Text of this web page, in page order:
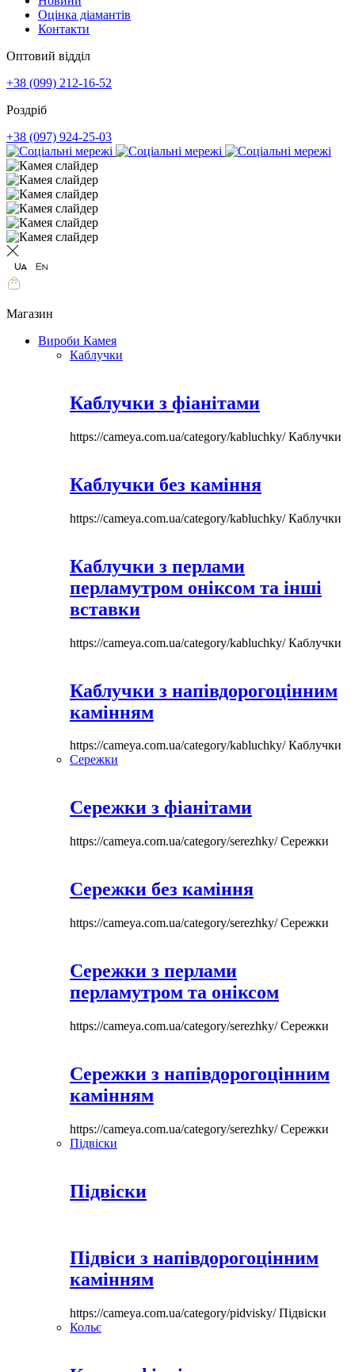
Оцінка діамантів
Контакти
Оптовий відділ
+38 (099) 212-16-52
Роздріб
+38 (097) 924-25-03
Магазин
Вироби Камея
Каблучки
Каблучки з фіанітами
https://cameya.com.ua/category/kabluchky/Каблучки
Каблучки без каміння
https://cameya.com.ua/category/kabluchky/Каблучки
Каблучки з перлами
перламутром оніксом та інші
вставки
https://cameya.com.ua/category/kabluchky/Каблучки
Каблучки з напівдорогоцінним
камінням
https://cameya.com.ua/category/kabluchky/Каблучки
Сережки
Сережки з фіанітами
https://cameya.com.ua/category/serezhky/Сережки
Сережки без каміння
https://cameya.com.ua/category/serezhky/Сережки
Сережки з перлами
перламутром та оніксом
https://cameya.com.ua/category/serezhky/Сережки
Сережки з напівдорогоцінним
камінням
https://cameya.com.ua/category/serezhky/Сережки
Підвіски
Підвіски
Підвіси з напівдорогоцінним
камінням
https://cameya.com.ua/category/pidvisky/Підвіски
Кольє